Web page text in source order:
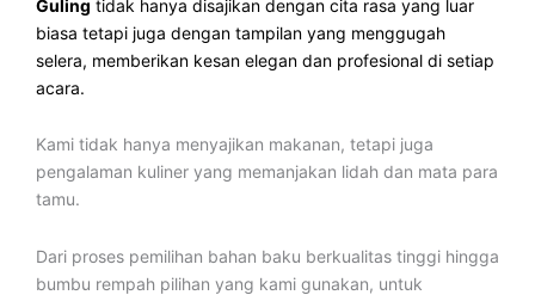
Guling tidak hanya disajikan dengan cita rasa yang luar
biasa tetapi juga dengan tampilan yang menggugah
selera, memberikan kesan elegan dan profesional di setiap
acara.
Kami tidak hanya menyajikan makanan, tetapi juga
pengalaman kuliner yang memanjakan lidah dan mata para
tamu.
Dari proses pemilihan bahan baku berkualitas tinggi hingga
bumbu rempah pilihan yang kami gunakan, untuk